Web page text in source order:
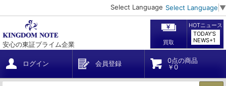
Select Language Select Language ▼
安心の東証プライム企業 買取
HOTニュース
TODAY'S
NEWS+1
ログイン 会員登録
0点の商品
￥0